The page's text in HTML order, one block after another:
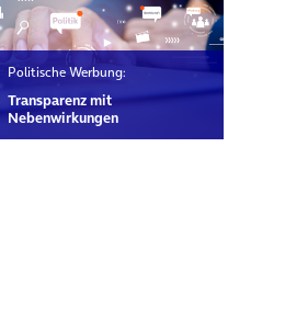
Politische Werbung:
Transparenz mit
Nebenwirkungen